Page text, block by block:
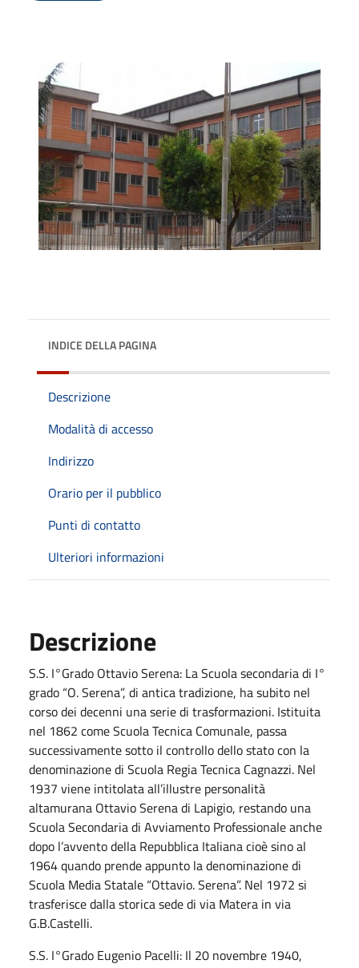
INDICE DELLA PAGINA
Descrizione
Modalità di accesso
Indirizzo
Orario per il pubblico
Punti di contatto
Ulteriori informazioni
Descrizione
S.S. I°Grado Ottavio Serena: La Scuola secondaria di I°
grado “O. Serena”, di antica tradizione, ha subito nel
corso dei decenni una serie di trasformazioni. Istituita
nel 1862 come Scuola Tecnica Comunale, passa
successivamente sotto il controllo dello stato con la
denominazione di Scuola Regia Tecnica Cagnazzi. Nel
1937 viene intitolata all’illustre personalità
altamurana Ottavio Serena di Lapigio, restando una
Scuola Secondaria di Avviamento Professionale anche
dopo l’avvento della Repubblica Italiana cioè sino al
1964 quando prende appunto la denominazione di
Scuola Media Statale “Ottavio. Serena”. Nel 1972 si
trasferisce dalla storica sede di via Matera in via
G.B.Castelli.
S.S. I°Grado Eugenio Pacelli: Il 20 novembre 1940,